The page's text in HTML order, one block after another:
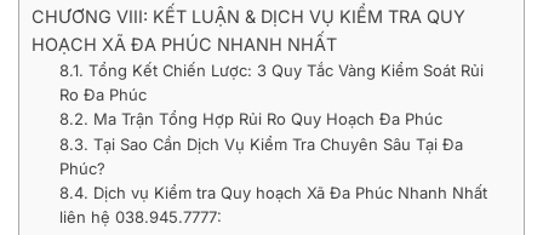
CHƯƠNG VIII: KẾT LUẬN & DỊCH VỤ KIỂM TRA QUY
HOẠCH XÃ ĐA PHÚC NHANH NHẤT
8.1. Tổng Kết Chiến Lược: 3 Quy Tắc Vàng Kiểm Soát Rủi
Ro Đa Phúc
8.2. Ma Trận Tổng Hợp Rủi Ro Quy Hoạch Đa Phúc
8.3. Tại Sao Cần Dịch Vụ Kiểm Tra Chuyên Sâu Tại Đa
Phúc?
8.4. Dịch vụ Kiểm tra Quy hoạch Xã Đa Phúc Nhanh Nhất
liên hệ 038.945.7777: